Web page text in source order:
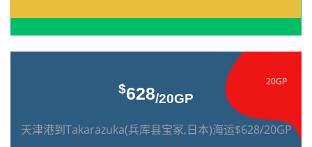
20GP
$628/20GP
天津港到Takarazuka(兵库县宝冢,日本)海运$628/20GP